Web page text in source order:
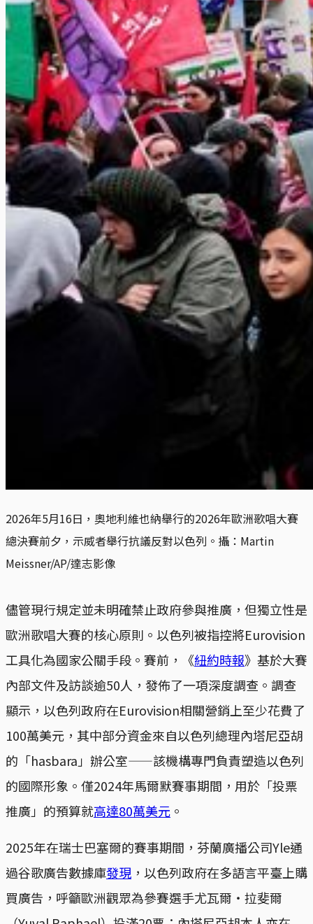
2026年5月16日，奧地利維也納舉行的2026年歐洲歌唱大賽
總決賽前夕，示威者舉行抗議反對以色列。攝：Martin
Meissner/AP/達志影像
儘管現行規定並未明確禁止政府參與推廣，但獨立性是
歐洲歌唱大賽的核心原則。以色列被指控將Eurovision
工具化為國家公關手段。賽前，《紐約時報》基於大賽
內部文件及訪談逾50人，發佈了一項深度調查。調查
顯示，以色列政府在Eurovision相關營銷上至少花費了
100萬美元，其中部分資金來自以色列總理內塔尼亞胡
的「hasbara」辦公室——該機構專門負責塑造以色列
的國際形象。僅2024年馬爾默賽事期間，用於「投票
推廣」的預算就高達80萬美元 。
2025年在瑞士巴塞爾的賽事期間，芬蘭廣播公司Yle通
過谷歌廣告數據庫發現 ，以色列政府在多語言平臺上購
買廣告，呼籲歐洲觀眾為參賽選手尤瓦爾‧拉斐爾